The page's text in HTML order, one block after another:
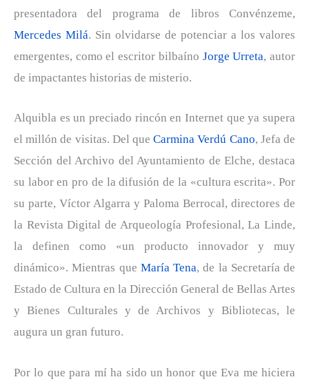
presentadora del programa de libros Convénzeme,
Mercedes Milá. Sin olvidarse de potenciar a los valores
emergentes, como el escritor bilbaíno Jorge Urreta, autor
de impactantes historias de misterio.
Alquibla es un preciado rincón en Internet que ya supera
el millón de visitas. Del queCarmina Verdú Cano, Jefa de
Sección del Archivo del Ayuntamiento de Elche, destaca
su labor en pro de la difusión de la «cultura escrita». Por
su parte, Víctor Algarra y Paloma Berrocal, directores de
la Revista Digital de Arqueología Profesional, La Linde,
la definen como «un producto innovador y muy
dinámico». Mientras que María Tena, de la Secretaría de
Estado de Cultura en la Dirección General de Bellas Artes
y Bienes Culturales y de Archivos y Bibliotecas, le
augura un gran futuro.
Por lo que para mí ha sido un honor que Eva me hiciera